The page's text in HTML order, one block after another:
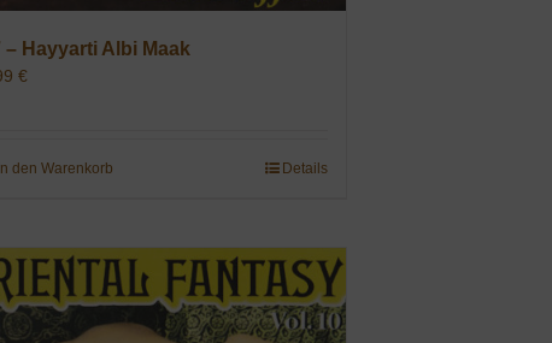
– Hayyarti Albi Maak
€
In den Warenkorb Details